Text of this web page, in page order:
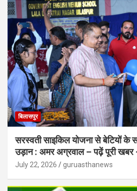
बिलासपुर
सरस्वती साइकिल योजना से बेटियों के
उड़ान : अमर अग्रवाल – पढ़ें पूरी
July 22, 2026 guruasthanews